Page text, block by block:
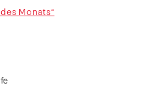
Monats“